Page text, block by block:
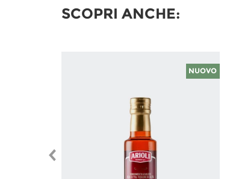
SCOPRI ANCHE:
NUOVO